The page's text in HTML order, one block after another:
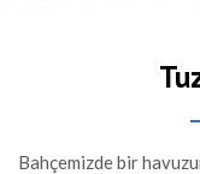
Bahçemizde bir